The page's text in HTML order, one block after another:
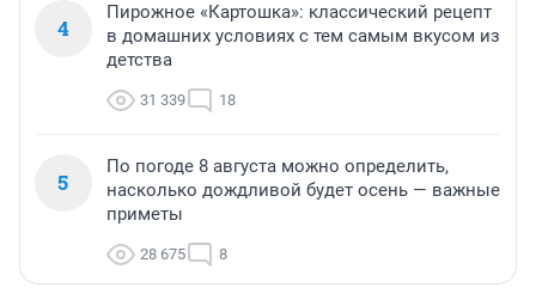
4
Пирожное «Картошка»: классический рецепт
в домашних условиях с тем самым вкусом из
детства
31 339 18
5
По погоде 8 августа можно определить,
насколько дождливой будет осень — важные
приметы
28 675 8